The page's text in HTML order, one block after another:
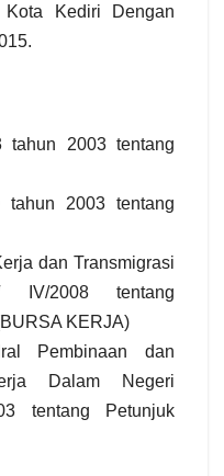
Kediri Dengan
tahun 2003 tentang
tahun 2003 tentang
dan Transmigrasi
IV/2008 tentang
KERJA)
Pembinaan dan
Dalam Negeri
tentang Petunjuk